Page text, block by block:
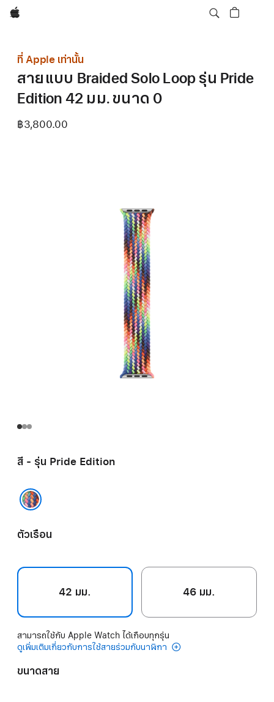
Apple
ที่ Apple เท่านั้น
สายแบบ Braided Solo Loop รุ่น Pride
Edition 42 มม. ขนาด 0
฿3,800.00
สี - รุ่น Pride Edition
รุ่น Pride Edition
ตัวเรือน
42 มม. 46 มม.
สามารถใช้กับ Apple Watch ได้เกือบทุกรุ่น
ดูเพิ่มเติมเกี่ยวกับการใช้สายร่วมกับนาฬิกา
ขนาดสาย